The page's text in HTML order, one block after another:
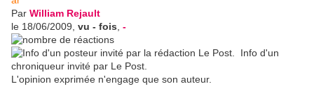
Par William Rejault
le 18/06/2009 vu - fois -
Info d'un
chroniqueur invité par Le Post.
L'opinion exprimée n'engage que son auteur.